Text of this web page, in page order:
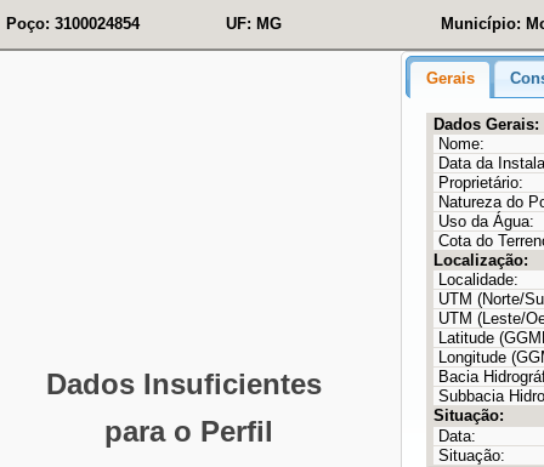
Poço: 3100024854 UF: MG Município:
Gerais
Dados Gerais:
Nome:
Data da
Proprietário:
Natureza do
Uso da Água:
Cota do
Localização:
Localidade:
UTM (Norte/
UTM (Leste/
Latitude
Longitude
Bacia
Subbacia
Situação:
Data:
Situação: